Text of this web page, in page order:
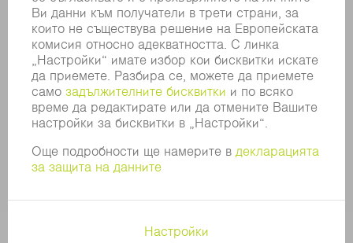
ПРЕССЪОБЩЕНИЯ
СПИСАНИЯ
УСТОЙЧИВОСТ
КЛИМАТ И ОКОЛНА СРЕДА
СОЦИАЛНИ ВЪПРОСИ И ОБЩЕСТВО
УПРАВЛЕНИЕ НА КОМПАНИЯТА
ЗАЩИТА НА ДАННИТЕ